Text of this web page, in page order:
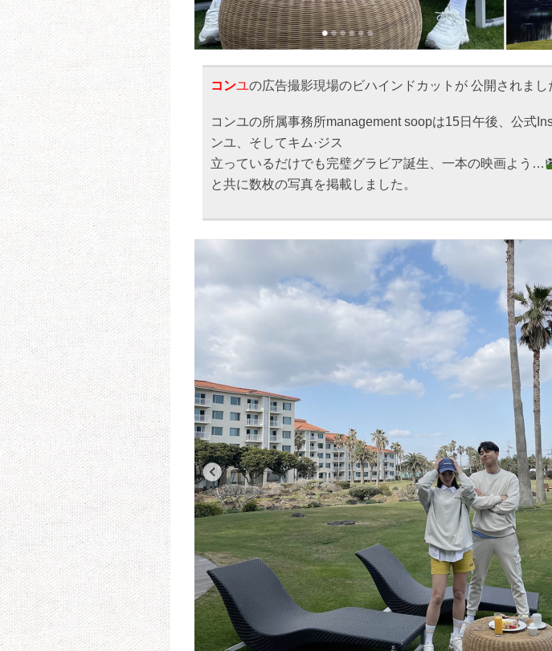
コンユの広告撮影現場のビハインドカットが 公開されまし
コンユの所属事務所management soopは15日午後、公式
ンユ、そしてキム·ジス
立っているだけでも完璧グラビア誕生、一本の映画よう…
と共に数枚の写真を掲載しました。